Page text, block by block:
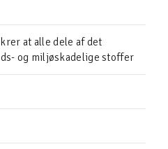
at alle dele af det
og miljøskadelige stoffer